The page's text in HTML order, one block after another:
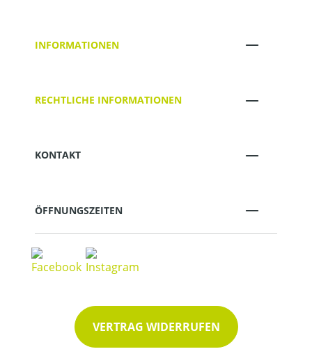
INFORMATIONEN
RECHTLICHE INFORMATIONEN
KONTAKT
ÖFFNUNGSZEITEN
VERTRAG WIDERRUFEN